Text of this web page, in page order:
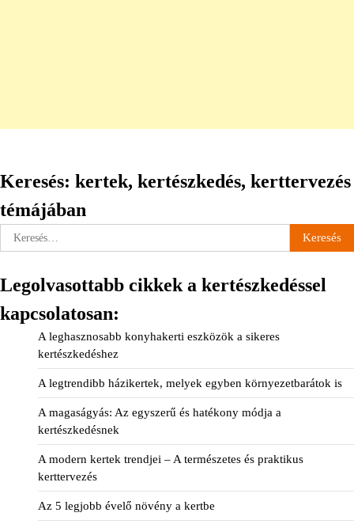
Keresés: kertek, kertészkedés, kerttervezés
témájában
Keresés:
Legolvasottabb cikkek a kertészkedéssel
kapcsolatosan:
A leghasznosabb konyhakerti eszközök a sikeres
kertészkedéshez
A legtrendibb házikertek, melyek egyben környezetbarátok is
A magaságyás: Az egyszerű és hatékony módja a
kertészkedésnek
A modern kertek trendjei – A természetes és praktikus
kerttervezés
Az 5 legjobb évelő növény a kertbe